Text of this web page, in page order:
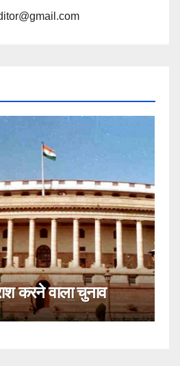
कहीं यह सीजेआई के
नहीं!